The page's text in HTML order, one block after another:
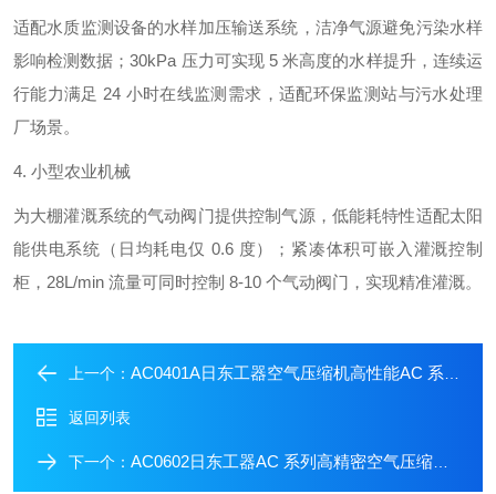
适配水质监测设备的水样加压输送系统，洁净气源避免污染水样
影响检测数据；30kPa 压力可实现 5 米高度的水样提升，连续运
行能力满足 24 小时在线监测需求，适配环保监测站与污水处理
厂场景。
4. 小型农业机械
为大棚灌溉系统的气动阀门提供控制气源，低能耗特性适配太阳
能供电系统（日均耗电仅 0.6 度）；紧凑体积可嵌入灌溉控制
柜，28L/min 流量可同时控制 8-10 个气动阀门，实现精准灌溉。
上一个： AC0401A日东工器空气压缩机高性能AC 系列中村供应
返回列表
下一个： AC0602日东工器AC 系列高精密空气压缩机中村代理